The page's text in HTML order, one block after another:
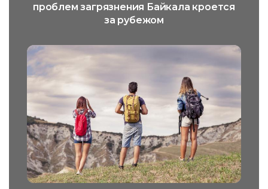
проблем загрязнения Байкала кроется
за рубежом